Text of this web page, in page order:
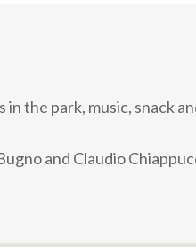
the park, music, snack
and Claudio